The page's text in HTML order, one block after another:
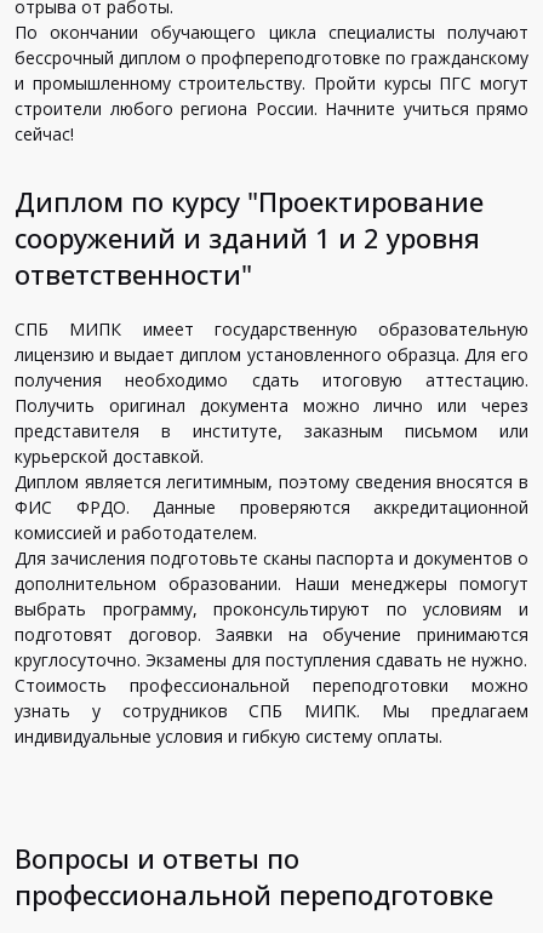
отрыва от работы.
По окончании обучающего цикла специалисты получают
бессрочный диплом о профпереподготовке по гражданскому
и промышленному строительству. Пройти курсы ПГС могут
строители любого региона России. Начните учиться прямо
сейчас!
Диплом по курсу "Проектирование
сооружений и зданий 1 и 2 уровня
ответственности"
СПБ МИПК имеет государственную образовательную
лицензию и выдает диплом установленного образца. Для его
получения необходимо сдать итоговую аттестацию.
Получить оригинал документа можно лично или через
представителя в институте, заказным письмом или
курьерской доставкой.
Диплом является легитимным, поэтому сведения вносятся в
ФИС ФРДО. Данные проверяются аккредитационной
комиссией и работодателем.
Для зачисления подготовьте сканы паспорта и документов о
дополнительном образовании. Наши менеджеры помогут
выбрать программу, проконсультируют по условиям и
подготовят договор. Заявки на обучение принимаются
круглосуточно. Экзамены для поступления сдавать не нужно.
Стоимость профессиональной переподготовки можно
узнать у сотрудников СПБ МИПК. Мы предлагаем
индивидуальные условия и гибкую систему оплаты.
Вопросы и ответы по
профессиональной переподготовке